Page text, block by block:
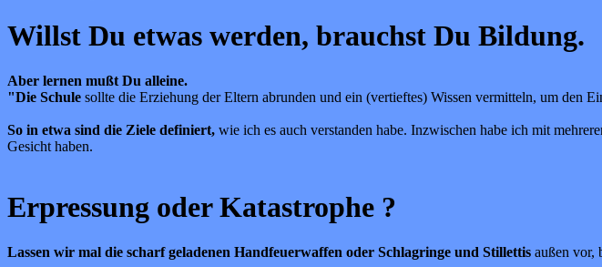
Willst Du etwas werden, brauchst Du Bildung.
Aber lernen mußt Du alleine.
"Die Schule sollte die Erziehung der Eltern abrunden und ein (vertieftes) Wissen vermitteln, um den
So in etwa sind die Ziele definiert, wie ich es auch verstanden habe. Inzwischen habe ich mit
Gesicht haben.
Erpressung oder Katastrophe ?
Lassen wir mal die scharf geladenen Handfeuerwaffen oder Schlagringe und Stillettis außen vor,